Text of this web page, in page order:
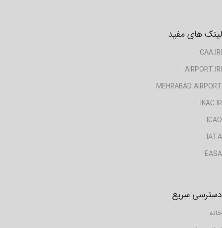
لینک های مفید
CAA.IRI
AIRPORT.IRI
MEHRABAD AIRPORT
IKAC.IR
ICAO
IATA
EASA
دسترسی سریع
خانه